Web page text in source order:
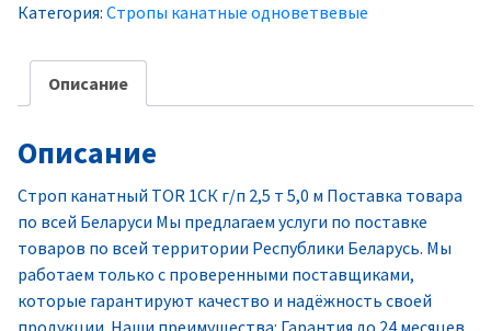
Категория: Стропы канатные одноветвевые
Описание
Описание
Строп канатный TOR 1СК г/п 2,5 т 5,0 м Поставка товара
по всей Беларуси Мы предлагаем услуги по поставке
товаров по всей территории Республики Беларусь. Мы
работаем только с проверенными поставщиками,
которые гарантируют качество и надёжность своей
продукции. Наши преимущества: Гарантия до 24 месяцев.